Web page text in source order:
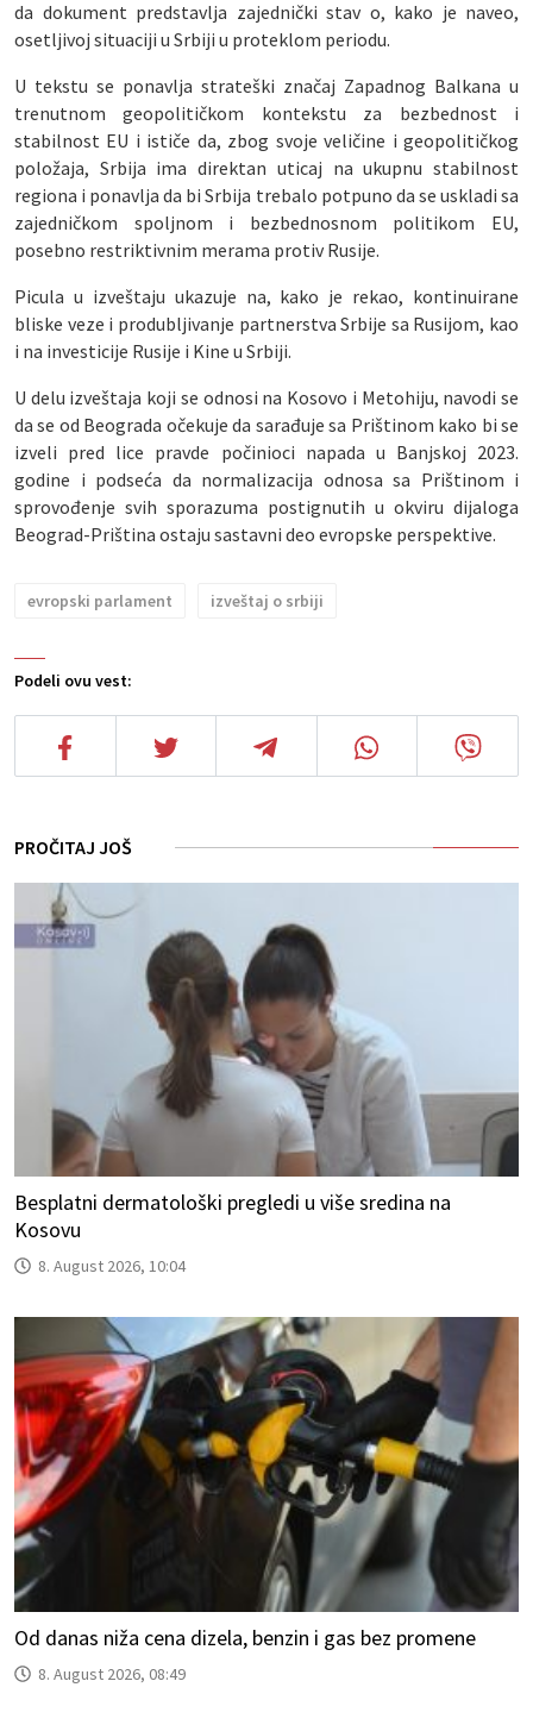
Podeli ovu vest:
da dokument predstavlja zajednički stav o, kako je naveo,
osetljivoj situaciji u Srbiji u proteklom periodu.
U tekstu se ponavlja strateški značaj Zapadnog Balkana u
trenutnom geopolitičkom kontekstu za bezbednost i
stabilnost EU i ističe da, zbog svoje veličine i geopolitičkog
položaja, Srbija ima direktan uticaj na ukupnu stabilnost
regiona i ponavlja da bi Srbija trebalo potpuno da se uskladi sa
zajedničkom spoljnom i bezbednosnom politikom EU,
posebno restriktivnim merama protiv Rusije.
Picula u izveštaju ukazuje na, kako je rekao, kontinuirane
bliske veze i produbljivanje partnerstva Srbije sa Rusijom, kao
i na investicije Rusije i Kine u Srbiji.
U delu izveštaja koji se odnosi na Kosovo i Metohiju, navodi se
da se od Beograda očekuje da sarađuje sa Prištinom kako bi se
izveli pred lice pravde počinioci napada u Banjskoj 2023.
godine i podseća da normalizacija odnosa sa Prištinom i
sprovođenje svih sporazuma postignutih u okviru dijaloga
Beograd-Priština ostaju sastavni deo evropske perspektive.
evropski parlament izveštaj o srbiji
PROČITAJ JOŠ
Besplatni dermatološki pregledi u više sredina na
Kosovu
8. August 2026, 10:04
Od danas niža cena dizela, benzin i gas bez promene
8. August 2026, 08:49